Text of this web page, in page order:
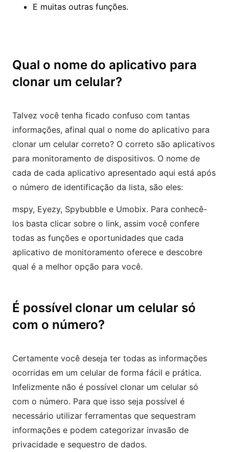
E muitas outras funções.
Qual o nome do aplicativo para
clonar um celular?
Talvez você tenha ficado confuso com tantas
informações, afinal qual o nome do aplicativo para
clonar um celular correto? O correto são aplicativos
para monitoramento de dispositivos. O nome de
cada de cada aplicativo apresentado aqui está após
o número de identificação da lista, são eles:
mspy, Eyezy, Spybubble e Umobix. Para conhecê-
los basta clicar sobre o link, assim você confere
todas as funções e oportunidades que cada
aplicativo de monitoramento oferece e descobre
qual é a melhor opção para você.
É possível clonar um celular só
com o número?
Certamente você deseja ter todas as informações
ocorridas em um celular de forma fácil e prática.
Infelizmente não é possível clonar um celular só
com o número. Para que isso seja possível é
necessário utilizar ferramentas que sequestram
informações e podem categorizar invasão de
privacidade e sequestro de dados.